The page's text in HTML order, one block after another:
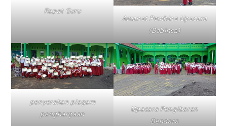
Rapat Guru
Amanat Pembina Upacara
(Babinsa)
penyerahan piagam
penghargaan
Upacara Pengibaran
Bendara